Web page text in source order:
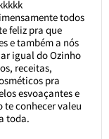
todos
feliz pra que
e também a nós
igual do Ozinho
receitas,
pra
esvoaçantes e
te conhecer valeu
toda.